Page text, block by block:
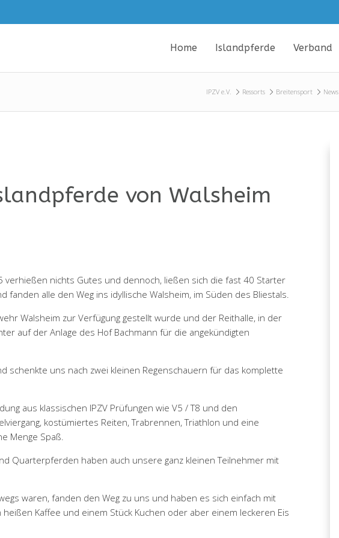
Home Islandpferde Verband
IPZV e.V. Ressorts Breitensport News
von Walsheim
nichts Gutes und dennoch, ließen sich die fast 40 Starter
alle den Weg ins idyllische Walsheim, im Süden des Bliestals.
Walsheim zur Verfügung gestellt wurde und der Reithalle, in der
auf der Anlage des Hof Bachmann für die angekündigten
schenkte uns nach zwei kleinen Regenschauern für das komplette
aus klassischen IPZV Prüfungen wie V5 / T8 und den
kostümiertes Reiten, Trabrennen, Triathlon und eine
Menge Spaß.
Quarterpferden haben auch unsere ganz kleinen Teilnehmer mit
waren, fanden den Weg zu uns und haben es sich einfach mit
Kaffee und einem Stück Kuchen oder aber einem leckeren Eis